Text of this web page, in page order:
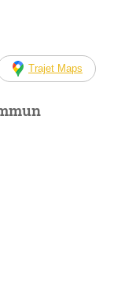
Trajet Maps